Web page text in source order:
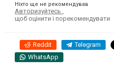
Ніхто ще не рекомендував
Авторизуйтесь
щоб оцінити і порекомендувати
Reddit Telegram
WhatsApp